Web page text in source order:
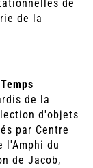
de
de la
de la
d'objets
par Centre
l'Amphi du
de Jacob,